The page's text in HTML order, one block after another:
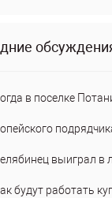
в поселке
выиграл в
будут работать